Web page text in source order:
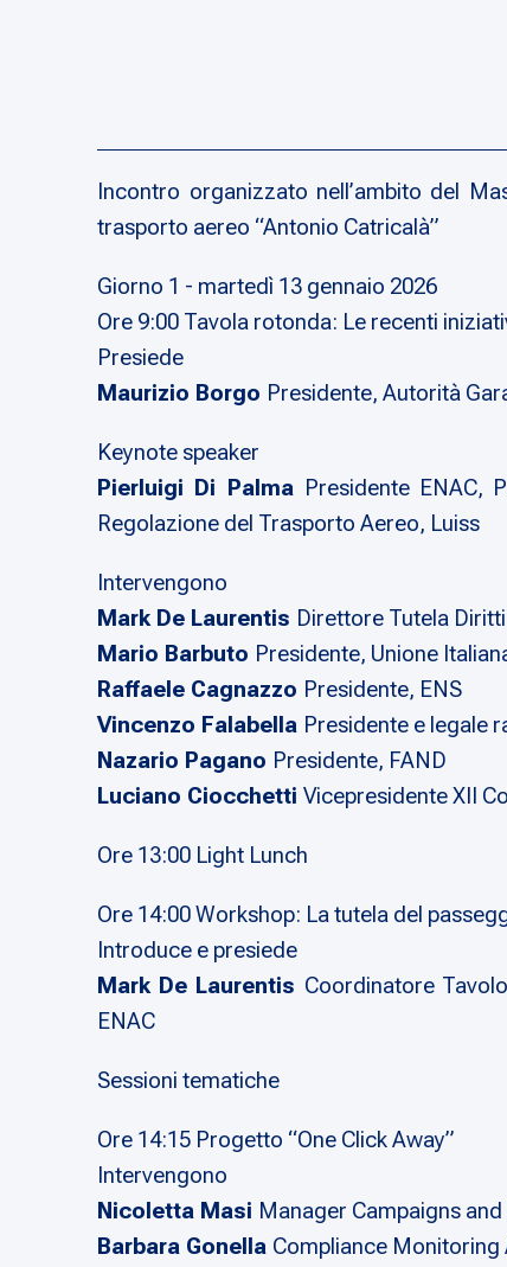
Incontro organizzato nell’ambito del
trasporto aereo “Antonio Catricalà”
Giorno 1 - martedì 13 gennaio 2026
Ore 9:00 Tavola rotonda: Le recenti
Presiede
Maurizio Borgo Presidente, Autorità
Keynote speaker
Pierluigi Di Palma Presidente ENAC,
Regolazione del Trasporto Aereo, Luiss
Intervengono
Mark De Laurentis Direttore Tutela
Mario Barbuto Presidente, Unione
Raffaele Cagnazzo Presidente, ENS
Vincenzo Falabella Presidente e legale
Nazario Pagano Presidente, FAND
Luciano CiocchettiVicepresidente XII
Ore 13:00 Light Lunch
Ore 14:00 Workshop: La tutela del
Introduce e presiede
Mark De Laurentis Coordinatore
ENAC
Sessioni tematiche
Ore 14:15 Progetto “One Click Away”
Intervengono
Nicoletta Masi Manager Campaigns
Barbara Gonella Compliance Monitoring